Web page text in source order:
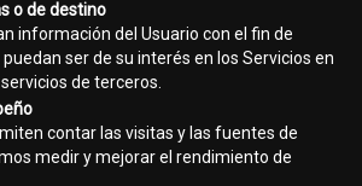
o de destino
información del Usuario con el fin de
ser de su interés en los Servicios en
de terceros.
contar las visitas y las fuentes de
medir y mejorar el rendimiento de